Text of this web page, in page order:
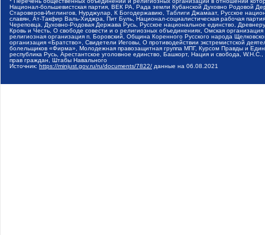
Национал-большевистская партия, ВЕК РА, Рада земли Кубанской Духовно Родовой
Староверов-Инглингов, Нурджулар, К Богодержавию, Таблиги Джамаат, Русское
славян, Ат-Такфир Валь-Хиджра, Пит Буль, Национал-социалистическая рабочая
Череповца, Духовно-Родовая Держава Русь, Русское национальное единство,
Кровь и Честь, О свободе совести и о религиозных объединениях, Омская
религиозная организация п. Боровский, Община Коренного Русского народа
организация «Братство», Свидетели Иеговы, О противодействии экстремистской
болельщиков «Фирма», Молодежная правозащитная группа МПГ, Курсом Правды и
республика Русь, Арестантское уголовное единство, Башкорт, Нация и свобода,
прав граждан, Штабы Навального
Источник: https://minjust.gov.ru/ru/documents/7822/ данные на 06.08.2021